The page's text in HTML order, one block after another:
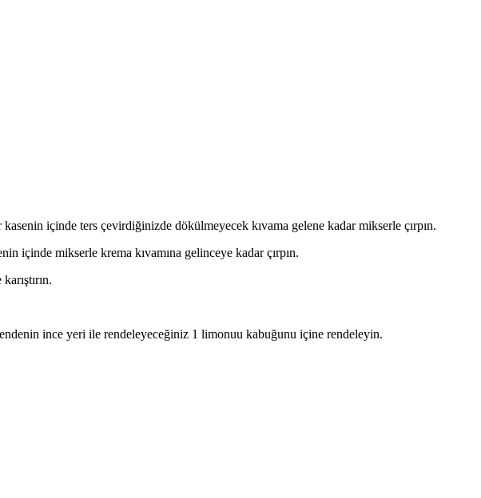
içinde ters çevirdiğinizde dökülmeyecek kıvama gelene kadar mikserle çırpın.
içinde mikserle krema kıvamına gelinceye kadar çırpın.
ince yeri ile rendeleyeceğiniz 1 limonuu kabuğunu içine rendeleyin.